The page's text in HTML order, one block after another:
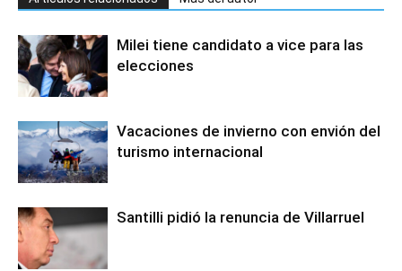
Milei tiene candidato a vice para las
elecciones
Vacaciones de invierno con envión del
turismo internacional
Santilli pidió la renuncia de Villarruel